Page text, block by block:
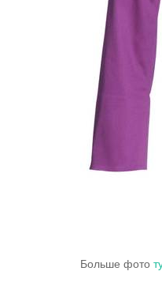
Больше фото